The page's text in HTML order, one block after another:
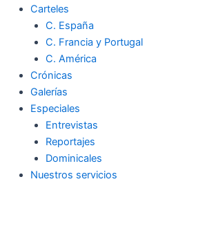
Carteles
C. España
C. Francia y Portugal
C. América
Crónicas
Galerías
Especiales
Entrevistas
Reportajes
Dominicales
Nuestros servicios